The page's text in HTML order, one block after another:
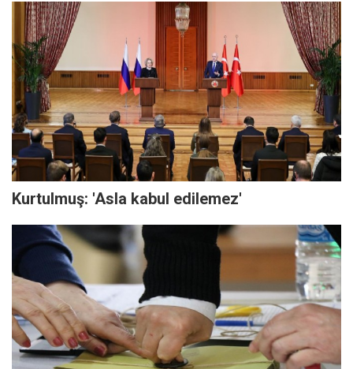
Kurtulmuş: 'Asla kabul edilemez'